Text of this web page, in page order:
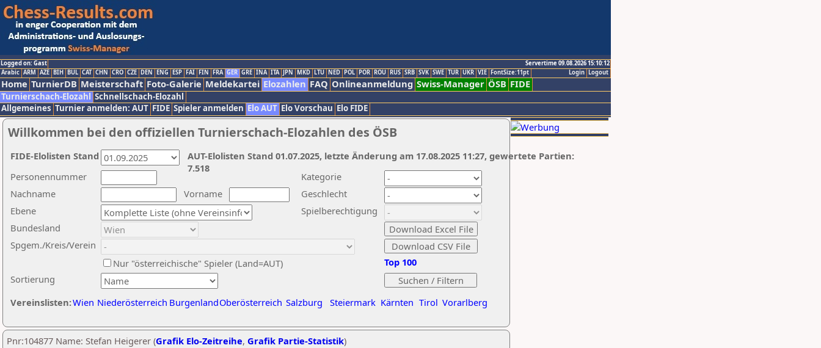
Logged on: Gast
Servertime 09.08.2026 15:10:12
Logout
Login
Arabic ARM AZE BIH BUL CAT CHN CRO CZE DEN ENG ESP FAI FIN FRA GER GRE INA ITA JPN MKD LTU NED POL POR ROU RUS SRB SVK SWE TUR UKR VIE FontSize:11pt
Home TurnierDB Meisterschaft Foto-Galerie Meldekartei Elozahlen FAQ Onlineanmeldung Swiss-Manager ÖSB FIDE
Turnierschach-Elozahl Schnellschach-Elozahl
Allgemeines Turnier anmelden: AUT FIDE Spieler anmelden Elo AUT Elo Vorschau Elo FIDE
Willkommen bei den offiziellen Turnierschach-Elozahlen des ÖSB
Nachname
Vorname
Ebene
Kategorie
Sortierung
Personennummer
Bundesland
Spgem./Kreis/Verein
Geschlecht
Nur "österreichische" Spieler (Land=AUT)
Spielberechtigung
Vereinslisten:Wien Niederösterreich BurgenlandOberösterreich Salzburg Steiermark Kärnten Tirol Vorarlberg
Top 100
AUT-Elolisten Stand 01.07.2025, letzte Änderung am 17.08.2025 11:27, gewertete Partien:
7.518
FIDE-Elolisten Stand
Pnr:104877 Name: Stefan Heigerer (Grafik Elo-Zeitreihe, Grafik Partie-Statistik)